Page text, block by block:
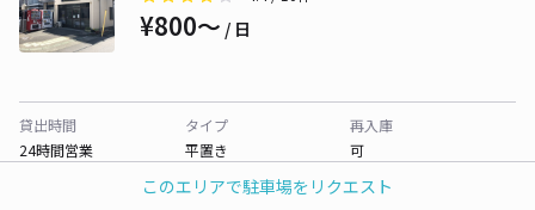
このエリアで駐車場をリクエスト
¥800〜 / 日
貸出時間
24時間営業
タイプ
平置き
再入庫
可
車幅 高さ